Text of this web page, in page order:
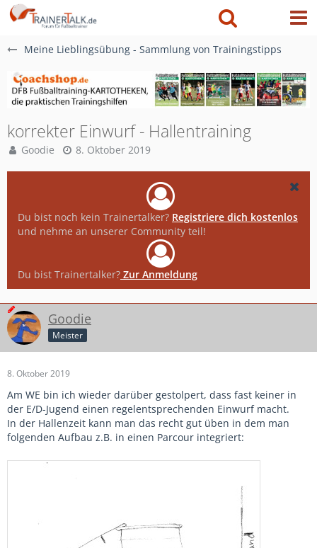
Meine Lieblingsübung - Sammlung von Trainingstipps
korrekter Einwurf - Hallentraining
Goodie 8. Oktober 2019
Du bist noch kein Trainertalker? Registriere dich kostenlos
und nehme an unserer Community teil!
Du bist Trainertalker? Zur Anmeldung
Goodie
Meister
8. Oktober 2019
Am WE bin ich wieder darüber gestolpert, dass fast keiner in
der E/D-Jugend einen regelentsprechenden Einwurf macht.
In der Hallenzeit kann man das recht gut üben in dem man
folgenden Aufbau z.B. in einen Parcour integriert: